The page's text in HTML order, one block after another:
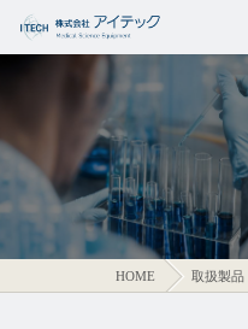
HOME 取扱製品